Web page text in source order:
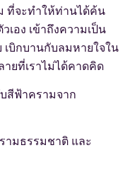
ที่จะทำให้ท่านได้ค้น
อง เข้าถึงความเป็น
บิกบานกับลมหายใจใน
ยที่เราไม่ได้คาดคิด
สีฟ้าครามจาก
ามธรรมชาติ และ